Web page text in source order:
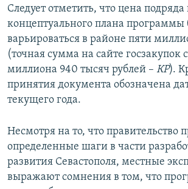
Следует отметить, что цена
концептуального плана программы
варьироваться в районе пяти
(точная сумма на сайте госзакупок
миллиона 940 тысяч рублей – КР).
принятия документа обозначена
текущего года.
Несмотря на то, что правительство
определенные шаги в части
развития Севастополя, местные
выражают сомнения в том, что